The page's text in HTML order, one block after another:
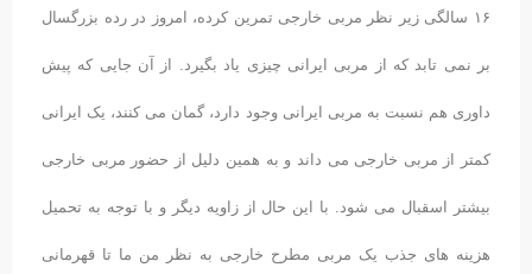
۱۶ سالگی زیر نظر مربی خارجی تمرین کرده، امروز در رده بزرگسال
بر نمی تابد که از مربی ایرانی چیزی یاد بگیرد. از آن جایی که پیش
داوری هم نسبت به مربی ایرانی وجود دارد، گمان می کنند، یک ایرانی
کمتر از مربی خارجی می داند و به همین دلیل از حضور مربی خارجی
بیشتر اسقبال می شود. با این حال از زاویه دیگر و با توجه به تحمیل
هزینه های جذب یک مربی مطرح خارجی به نظر من ما تا قهرمانی